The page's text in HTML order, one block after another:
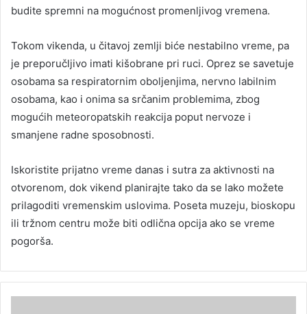
budite spremni na mogućnost promenljivog vremena.
Tokom vikenda, u čitavoj zemlji biće nestabilno vreme, pa
je preporučljivo imati kišobrane pri ruci. Oprez se savetuje
osobama sa respiratornim oboljenjima, nervno labilnim
osobama, kao i onima sa srčanim problemima, zbog
mogućih meteoropatskih reakcija poput nervoze i
smanjene radne sposobnosti.
Iskoristite prijatno vreme danas i sutra za aktivnosti na
otvorenom, dok vikend planirajte tako da se lako možete
prilagoditi vremenskim uslovima. Poseta muzeju, bioskopu
ili tržnom centru može biti odlična opcija ako se vreme
pogorša.